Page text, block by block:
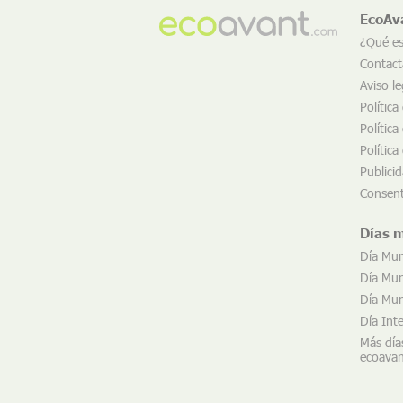
¿Qué
Aviso
Política
Política
Política
Días
Día
Día
Día
Día
Más